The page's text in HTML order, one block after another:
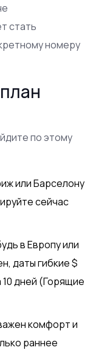
стать
номеру
по этому
или Барселону
сейчас
в Европу или
даты гибкие $
дней (Горящие
комфорт и
раннее